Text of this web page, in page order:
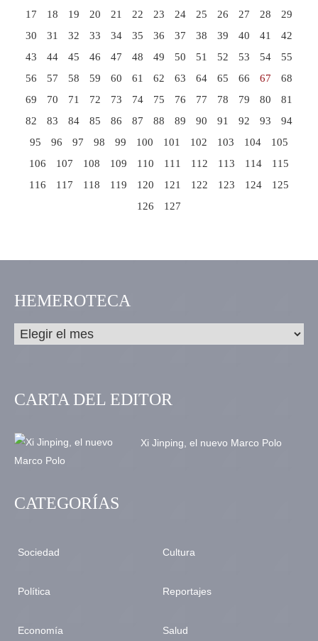
17
18 19 20 21 22 23 24 25 26 27 28
29
30
31 32 33 34 35 36 37 38 39 40 41
42
43
44 45 46 47 48 49 50 51 52 53 54
55
56
57 58 59 60 61 62 63 64 65 66 67
68
69
70 71 72 73 74 75 76 77 78 79 80
81
82
83 84 85 86 87 88 89 90 91 92 93
94
95
96 97 98 99 100 101 102 103 104
105
106
107 108 109 110 111 112 113 114
115
116
117 118 119 120 121 122 123 124
125
126
127
HEMEROTECA
CARTA DEL EDITOR
Xi Jinping, el nuevo Marco Polo
CATEGORÍAS
Sociedad
Política
Economía
Cultura
Reportajes
Salud